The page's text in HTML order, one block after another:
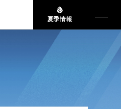
夏季情報